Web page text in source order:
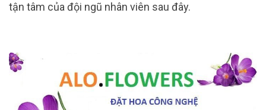
tận tâm của đội ngũ nhân viên sau đây.